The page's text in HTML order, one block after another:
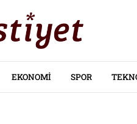
EKONOMI SPOR